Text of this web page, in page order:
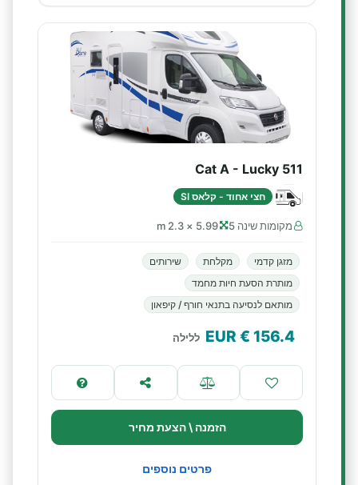
Cat A - Lucky 511
חצי אחוד - קלאס SI
מקומות שינה 5 5.99 × 2.3 m
מזגן קדמי מקלחת
שירותים
מותרת הסעת חיות מחמד
מותאם לנסיעה בתנאי חורף / קיפאון
156.4
€ EUR ללילה
הזמנה \ הצעת מחיר
פרטים נוספים